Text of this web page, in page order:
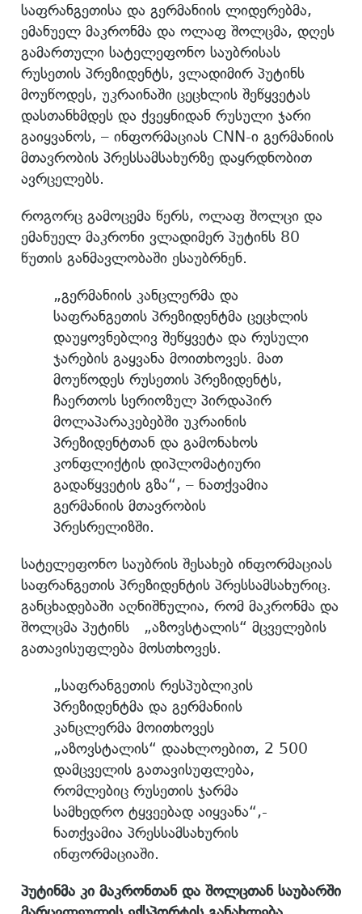
საფრანგეთისა და გერმანიის ლიდერებმა,
ემანუელ მაკრონმა და ოლაფ შოლცმა, დღეს
გამართული სატელეფონო საუბრისას
რუსეთის პრეზიდენტს, ვლადიმირ პუტინს
მოუწოდეს, უკრაინაში ცეცხლის შეწყვეტას
დასთანხმდეს და ქვეყნიდან რუსული ჯარი
გაიყვანოს, – ინფორმაციას CNN-ი გერმანიის
მთავრობის პრესსამსახურზე დაყრდნობით
ავრცელებს.
როგორც გამოცემა წერს, ოლაფ შოლცი და
ემანუელ მაკრონი ვლადიმერ პუტინს 80
წუთის განმავლობაში ესაუბრნენ.
„გერმანიის კანცლერმა და
საფრანგეთის პრეზიდენტმა ცეცხლის
დაუყოვნებლივ შეწყვეტა და რუსული
ჯარების გაყვანა მოითხოვეს. მათ
მოუწოდეს რუსეთის პრეზიდენტს,
ჩაერთოს სერიოზულ პირდაპირ
მოლაპარაკებებში უკრაინის
პრეზიდენტთან და გამონახოს
კონფლიქტის დიპლომატიური
გადაწყვეტის გზა“, – ნათქვამია
გერმანიის მთავრობის
პრესრელიზში.
სატელეფონო საუბრის შესახებ ინფორმაციას
საფრანგეთის პრეზიდენტის პრესსამსახურიც.
განცხადებაში აღნიშნულია, რომ მაკრონმა და
შოლცმა პუტინს „აზოვსტალის“ მცველების
გათავისუფლება მოსთხოვეს.
„საფრანგეთის რესპუბლიკის
პრეზიდენტმა და გერმანიის
კანცლერმა მოითხოვეს
„აზოვსტალის“ დაახლოებით, 2 500
დამცველის გათავისუფლება,
რომლებიც რუსეთის ჯარმა
სამხედრო ტყვეებად აიყვანა“,-
ნათქვამია პრესსამსახურის
ინფორმაციაში.
პუტინმა კი მაკრონთან და შოლცთან საუბარში